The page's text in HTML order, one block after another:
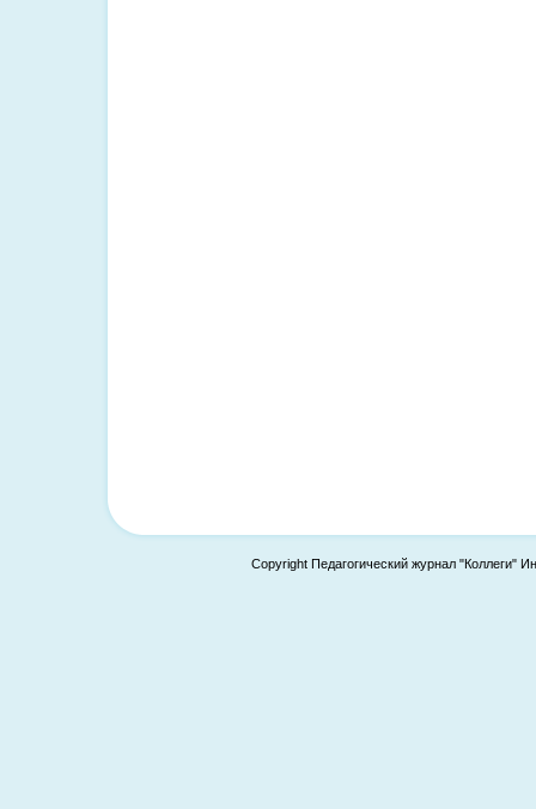
Copyright Педагогический журнал "Коллеги"